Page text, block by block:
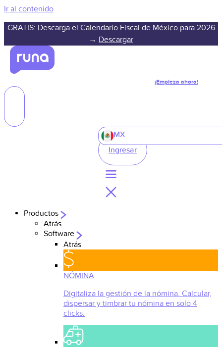
Ir al contenido
GRATIS: Descarga el Calendario Fiscal de México para 2026
→ Descargar
¡Empieza ahora!
MX
Ingresar
Productos
Atrás
Software
Atrás
NÓMINA
Digitaliza la gestión de la nómina. Calcular,
dispersar y timbrar tu nómina en solo 4
clicks.